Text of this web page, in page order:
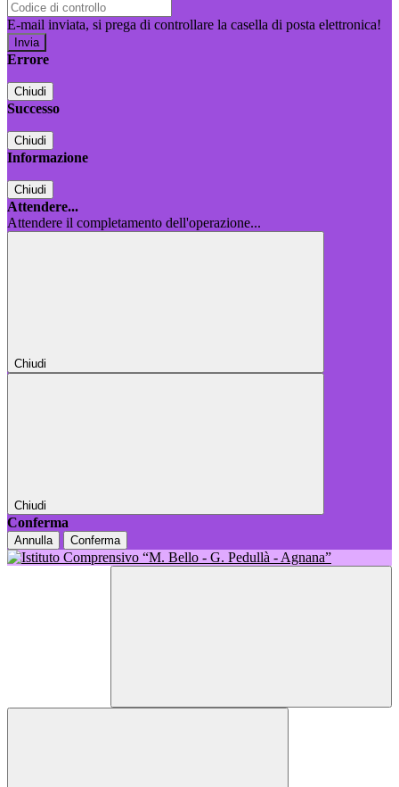
E-mail inviata, si prega di controllare la casella di posta elettronica!
Errore
Chiudi
Successo
Chiudi
Informazione
Chiudi
Attendere...
Attendere il completamento dell'operazione...
Chiudi
Chiudi
Conferma
Annulla Conferma